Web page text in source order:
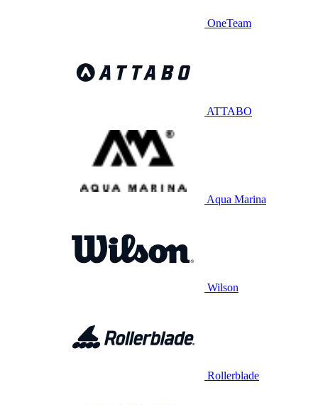
OneTeam
ATTABO
Aqua Marina
Wilson
Rollerblade